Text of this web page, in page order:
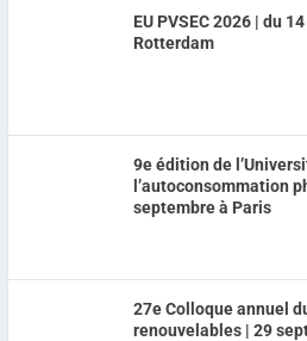
EU PVSEC 2026 | du
Rotterdam
9e édition de
l’autoconsommation
septembre à Paris
27e Colloque annuel
renouvelables | 29